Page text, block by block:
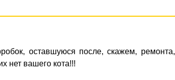
оставшуюся после, скажем,
нет вашего кота!!!